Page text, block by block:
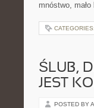
mnóstwo,
CATEGORIES:
ŚLUB,
JEST
POSTED BY